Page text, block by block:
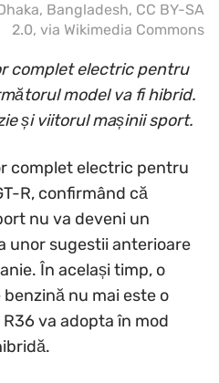
Bangladesh, CC BY-SA
2.0, via Wikimedia Commons
complet electric pentru
model va fi hibrid.
și viitorul mașinii sport.
complet electric pentru
R, confirmând că
nu va deveni un
unor sugestii anterioare
În același timp, o
nu mai este o
va adopta în mod